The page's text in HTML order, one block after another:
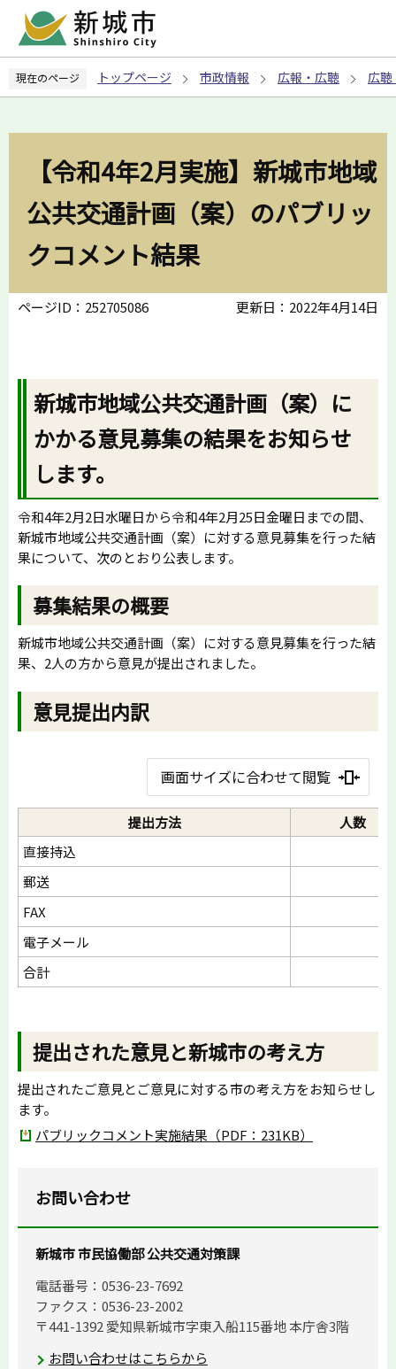
ペ
の
現在のページ トップページ 市政情報 広報・広聴 広聴
【令和4年2月実施】新城市地域
公共交通計画（案）のパブリッ
クコメント結果
ページID：252705086 更新日：2022年4月14日
新城市地域公共交通計画（案）に
かかる意見募集の結果をお知らせ
します。
令和4年2月2日水曜日から令和4年2月25日金曜日までの間、
新城市地域公共交通計画（案）に対する意見募集を行った結
果について、次のとおり公表します。
募集結果の概要
新城市地域公共交通計画（案）に対する意見募集を行った結
果、2人の方から意見が提出されました。
意見提出内訳
画面サイズに合わせて閲覧
提出方法
人数
直接持込
郵送
FAX
電子メール
合計
提出された意見と新城市の考え方
提出されたご意見とご意見に対する市の考え方をお知らせし
ます。
パブリックコメント実施結果（PDF：231KB）
お問い合わせ
新城市 市民協働部 公共交通対策課
電話番号：0536-23-7692
ファクス：0536-23-2002
〒441-1392 愛知県新城市字東入船115番地 本庁舎3階
お問い合わせはこちらから